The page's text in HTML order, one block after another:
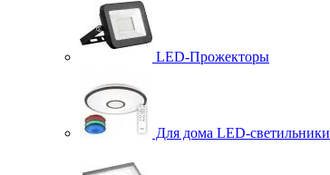
LED-Прожекторы
Для дома LED-светильники